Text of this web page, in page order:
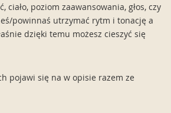
poziom zaawansowania, głos, czy
powinnaś utrzymać rytm i tonację a
dzięki temu możesz cieszyć się
pojawi się na w opisie razem ze